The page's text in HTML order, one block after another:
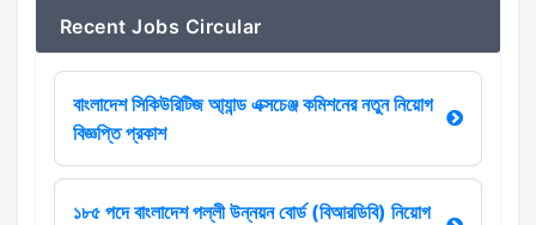
Recent Jobs Circular
বাংলাদেশ সিকিউরিটিজ আ্যান্ড এক্সচেঞ্জ কমিশনের নতুন নিয়োগ
বিজ্ঞপ্তি প্রকাশ
১৮৫ পদে বাংলাদেশ পল্লী উন্নয়ন বোর্ড (বিআরডিবি) নিয়োগ